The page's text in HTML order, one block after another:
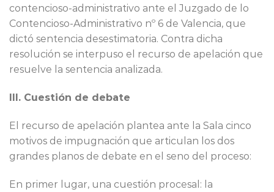
contencioso-administrativo ante el Juzgado de lo
Contencioso-Administrativo nº 6 de Valencia, que
dictó sentencia desestimatoria. Contra dicha
resolución se interpuso el recurso de apelación que
resuelve la sentencia analizada.
III. Cuestión de debate
El recurso de apelación plantea ante la Sala cinco
motivos de impugnación que articulan los dos
grandes planos de debate en el seno del proceso:
En primer lugar, una cuestión procesal: la